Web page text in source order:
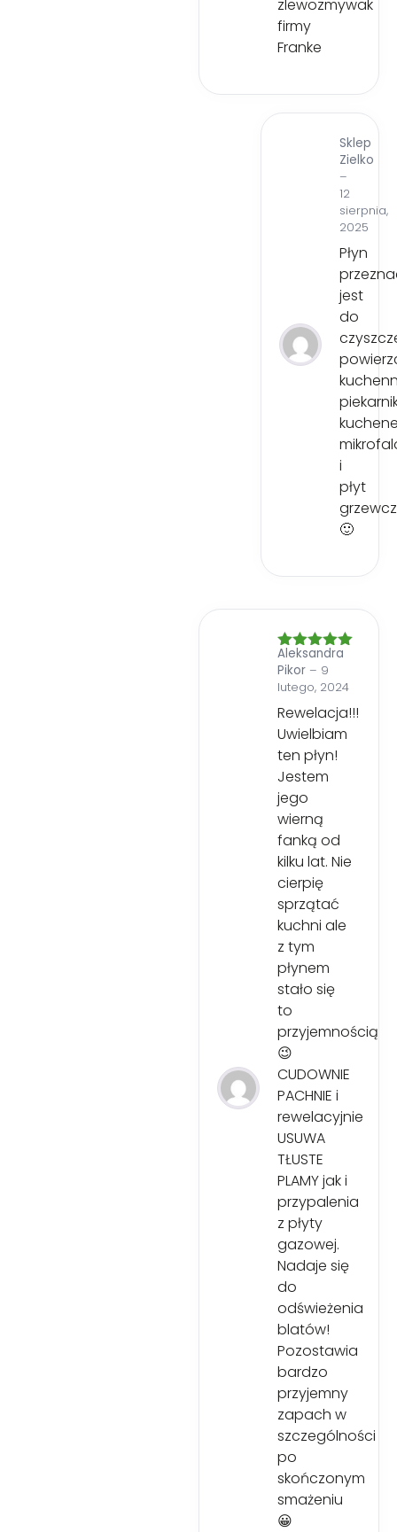
zlewozmywak
firmy
Franke
Sklep
Zielko
–
12
sierpnia,
2025
Płyn
jest
do
i
płyt
🙂
Oceniono5
na 5
Aleksandra
Pikor – 9
lutego, 2024
Rewelacja!!!
Uwielbiam
ten płyn!
Jestem
jego
wierną
fanką od
kilku lat. Nie
cierpię
sprzątać
kuchni ale
z tym
płynem
stało się
to
przyjemnością
😉
CUDOWNIE
PACHNIE i
rewelacyjnie
USUWA
TŁUSTE
PLAMY jak i
przypalenia
z płyty
gazowej.
Nadaje się
do
odświeżenia
blatów!
Pozostawia
bardzo
przyjemny
zapach w
szczególności
po
skończonym
smażeniu
😀